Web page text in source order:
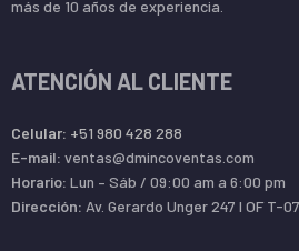
más de 10 años de experiencia.
ATENCIÓN AL CLIENTE
Celular: +51 980 428 288
E-mail: ventas@dmincoventas.com
Horario: Lun – Sáb / 09:00 am a 6:00 pm
Dirección: Av. Gerardo Unger 247 l OF T-